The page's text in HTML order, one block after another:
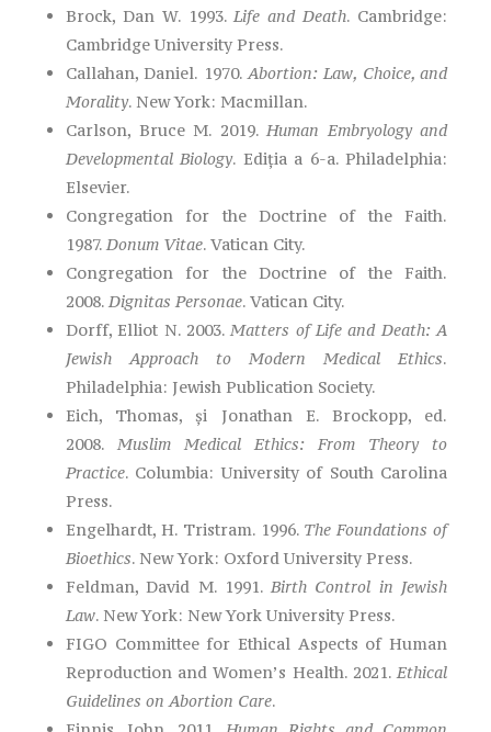
Brock, Dan W. 1993.Life and Death. Cambridge:
Cambridge University Press.
Callahan, Daniel. 1970.Abortion: Law, Choice, and
Morality. New York: Macmillan.
Carlson, Bruce M. 2019. Human Embryology and
Developmental Biology. Ediția a 6-a. Philadelphia:
Elsevier.
Congregation for the Doctrine of the Faith.
1987. Donum Vitae. Vatican City.
Congregation for the Doctrine of the Faith.
2008. Dignitas Personae. Vatican City.
Dorff, Elliot N. 2003.Matters of Life and Death: A
Jewish Approach to Modern Medical Ethics.
Philadelphia: Jewish Publication Society.
Eich, Thomas, și Jonathan E. Brockopp, ed.
2008. Muslim Medical Ethics: From Theory to
Practice. Columbia: University of South Carolina
Press.
Engelhardt, H. Tristram. 1996. The Foundations of
Bioethics. New York: Oxford University Press.
Feldman, David M. 1991.Birth Control in Jewish
Law. New York: New York University Press.
FIGO Committee for Ethical Aspects of Human
Reproduction and Women’s Health. 2021.Ethical
Guidelines on Abortion Care.